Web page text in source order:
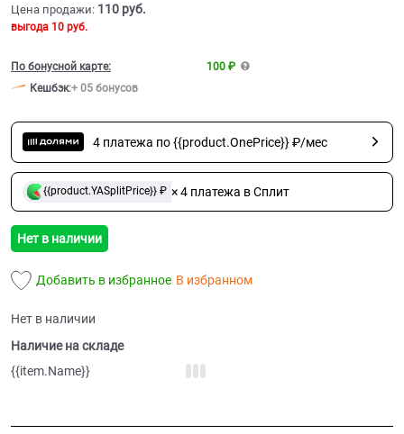
Цена продажи: 110 руб.
выгода 10 руб.
По бонусной карте:
100 ₽
Кешбэк:+ 05 бонусов
4 платежа по {{product.OnePrice}} ₽/мес
{{product.YASplitPrice}} ₽ × 4 платежа в Сплит
Нет в наличии
Добавить в избранное В избранном
Нет в наличии
Наличие на складе
{{item.Name}}